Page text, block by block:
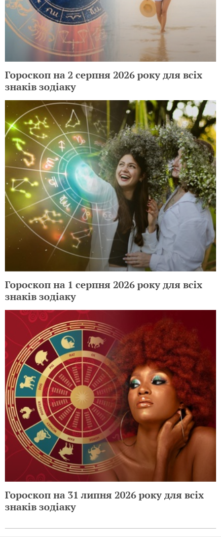
Гороскоп на 2 серпня 2026 року для всіх
знаків зодіаку
Гороскоп на 1 серпня 2026 року для всіх
знаків зодіаку
Гороскоп на 31 липня 2026 року для всіх
знаків зодіаку